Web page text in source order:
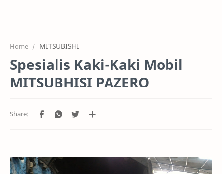
PROJEK
RTL MODE
Home MITSUBISHI
Spesialis Kaki-Kaki Mobil
MITSUBHISI PAZERO